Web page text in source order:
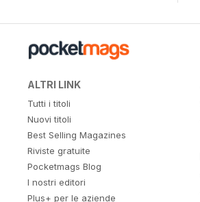
ALTRI LINK
Tutti i titoli
Nuovi titoli
Best Selling Magazines
Riviste gratuite
Pocketmags Blog
I nostri editori
Plus+ per le aziende